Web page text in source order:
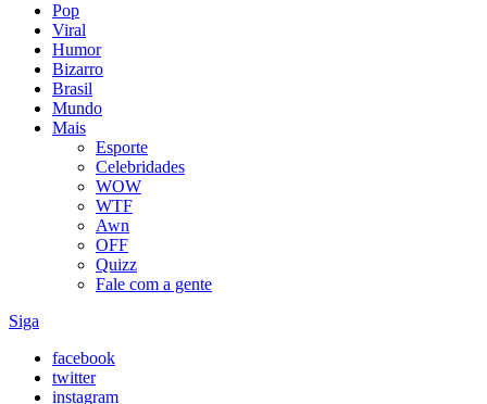
Pop
Viral
Humor
Bizarro
Brasil
Mundo
Mais
Esporte
Celebridades
WOW
WTF
Awn
OFF
Quizz
Fale com a gente
Siga
facebook
twitter
instagram